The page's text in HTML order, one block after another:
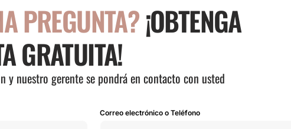
PREGUNTA?¡OBTENGA
GRATUITA!
y nuestro gerente se pondrá en contacto con usted
Correo electrónico o Teléfono